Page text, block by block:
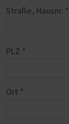
Straße, Hausnr. *
PLZ *
Ort *